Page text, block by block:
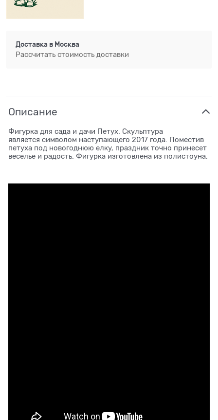
Доставка в Москва
Рассчитать стоимость доставки
Описание
Фигурка для сада и дачи Петух. Скульптура
является символом наступающего 2017 года. Поместив
петуха под новогоднюю елку, праздник точно принесет
веселье и радость. Фигурка изготовлена из полистоуна.